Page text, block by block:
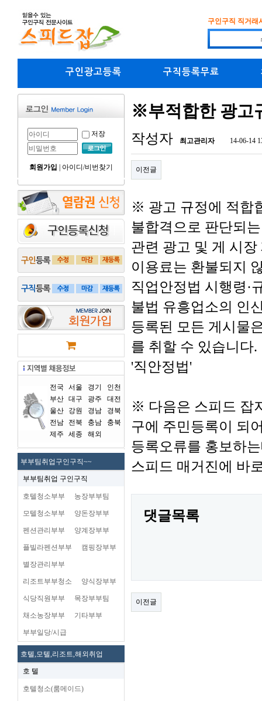
구인구직 직거래
구인광고등록 구직등록무료
저장
회원가입 아이디/비번찾기
전국 서울 경기
인천
부산 대구 광주
대전
울산
강원 경남
경북
전남
전북 충남
충북
제주
세종 해외
부부팀취업구인구직~~
부부팀취업 구인구직
호텔청소부부 농장부부팀
모텔청소부부 양돈장부부
펜션관리부부 양계장부부
플빌라펜션부부 캠핑장부부
별장관리부부
리조트부부청소 양식장부부
식당직원부부 목장부부팀
채소농장부부 기타부부
부부일당/시급
호텔,모텔,리조트,해외취업
호 텔
호텔청소(룸메이드)
※부적합한 광고
작성자 최고관리자 14-06-14
이전글
※ 광고 규정에 적합
불합격으로 판단되
관련 광고 및 게 시
이용료는 환불되지
직업안정법 시행령·
불법 유흥업소의 인
등록된 모든 게시물
를 취할 수 있습니다.
'직안정법'
※ 다음은 스피드 잡
구에 주민등록이 되
등록오류를 홍보하
스피드 매거진에 바
댓글목록
이전글